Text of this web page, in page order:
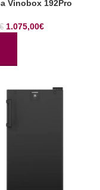
Vinobox 192Pro
€ 1.075,00€
AL CARRITO